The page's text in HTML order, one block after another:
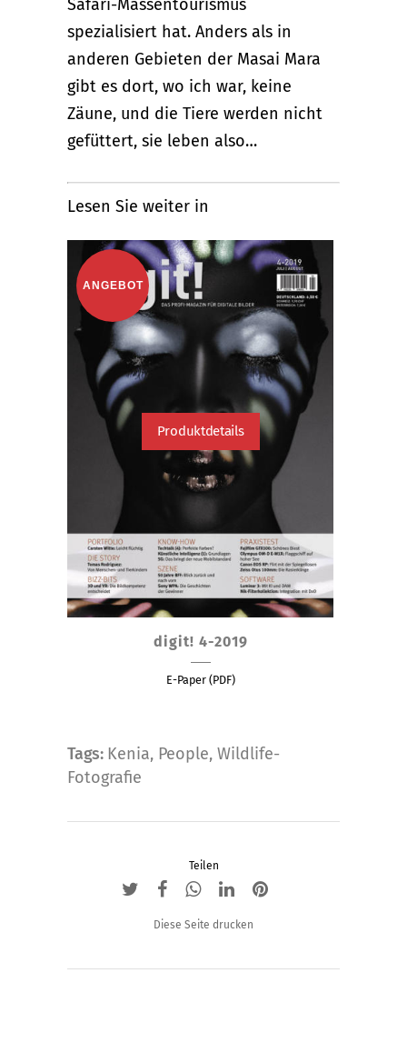
Safari-Massentourismus
spezialisiert hat. Anders als in
anderen Gebieten der Masai Mara
gibt es dort, wo ich war, keine
Zäune, und die Tiere werden nicht
gefüttert, sie leben also…
Lesen Sie weiter in
Produktdetails
ANGEBOT
digit! 4-2019
E-Paper (PDF)
Tags: Kenia, People, Wildlife-
Fotografie
Teilen
Diese Seite drucken